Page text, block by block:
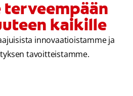
terveempään
kaikille
innovaatioistamme ja
tavoitteistamme.